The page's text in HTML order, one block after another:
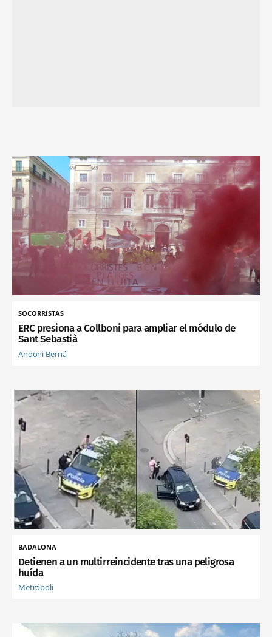
SOCORRISTAS
ERC presiona a Collboni para ampliar el módulo de
Sant Sebastià
Andoni Berná
BADALONA
Detienen a un multirreincidente tras una peligrosa
huída
Metrópoli